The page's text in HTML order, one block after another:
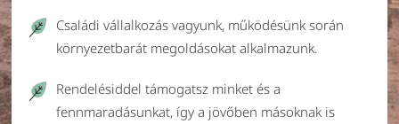
Családi vállalkozás vagyunk, működésünk során
környezetbarát megoldásokat alkalmazunk.
Rendelésiddel támogatsz minket és a
fennmaradásunkat, így a jövőben másoknak is